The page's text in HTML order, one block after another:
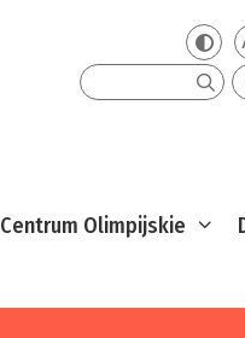
Centrum Olimpijskie